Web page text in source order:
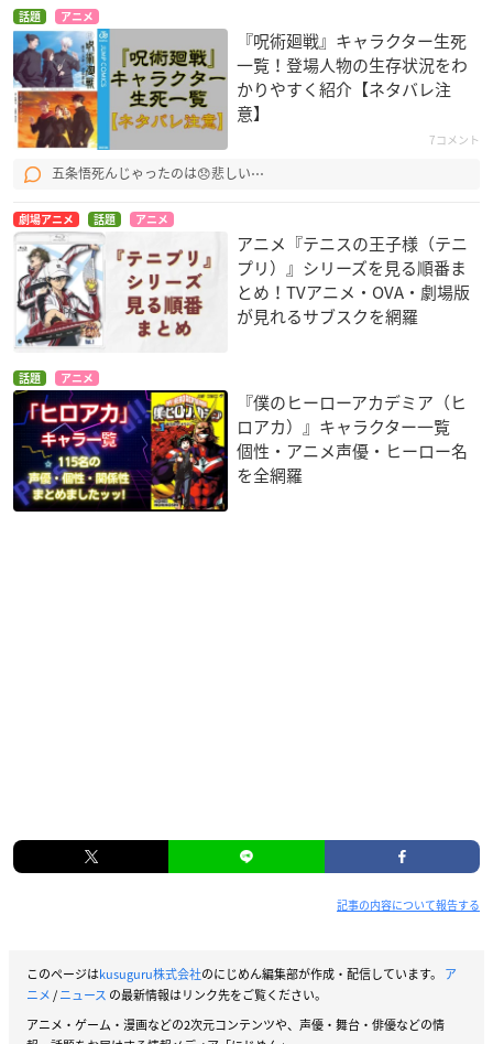
話題 アニメ
『呪術廻戦』キャラクター生死
一覧！登場人物の生存状況をわ
かりやすく紹介【ネタバレ注
意】
7コメント
五条悟死んじゃったのは😞悲しい⋯
劇場アニメ 話題 アニメ
アニメ『テニスの王子様（テニ
プリ）』シリーズを見る順番ま
とめ！TVアニメ・OVA・劇場版
が見れるサブスクを網羅
話題 アニメ
『僕のヒーローアカデミア（ヒ
ロアカ）』キャラクター一覧
個性・アニメ声優・ヒーロー名
を全網羅
記事の内容について報告する
このページはkusuguru株式会社のにじめん編集部が作成・配信しています。 ア
ニメ/ニュース の最新情報はリンク先をご覧ください。
アニメ・ゲーム・漫画などの2次元コンテンツや、声優・舞台・俳優などの情